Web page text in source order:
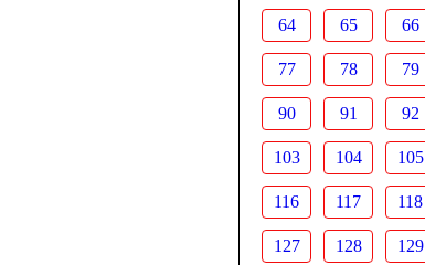
64 65 66
77 78 79
90 91 92
103 104 105
116 117 118
127 128 129